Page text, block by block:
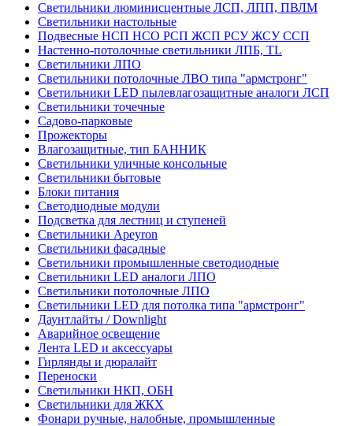
Светильники люминисцентные ЛСП, ЛПП, ПВЛМ
Светильники настольные
Подвесные НСП НСО РСП ЖСП РСУ ЖСУ ССП
Настенно-потолочные светильники ЛПБ, TL
Светильники ЛПО
Светильники потолочные ЛВО типа "армстронг"
Светильники LED пылевлагозащитные аналоги ЛСП
Светильники точечные
Садово-парковые
Прожекторы
Влагозащитные, тип БАННИК
Светильники уличные консольные
Светильники бытовые
Блоки питания
Светодиодные модули
Подсветка для лестниц и ступеней
Светильники Apeyron
Светильники фасадные
Светильники промышленные светодиодные
Светильники LED аналоги ЛПО
Светильники потолочные ЛПО
Светильники LED для потолка типа "армстронг"
Даунтлайты / Downlight
Аварийное освещение
Лента LED и аксессуары
Гирлянды и дюралайт
Переноски
Светильники НКП, ОБН
Светильники для ЖКХ
Фонари ручные, налобные, промышленные